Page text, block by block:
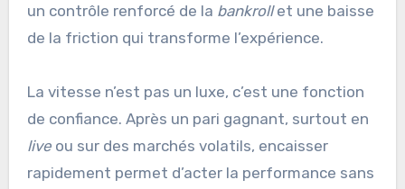
un contrôle renforcé de la bankrollet une baisse
de la friction qui transforme l’expérience.
La vitesse n’est pas un luxe, c’est une fonction
de confiance. Après un pari gagnant, surtout en
liveou sur des marchés volatils, encaisser
rapidement permet d’acter la performance sans